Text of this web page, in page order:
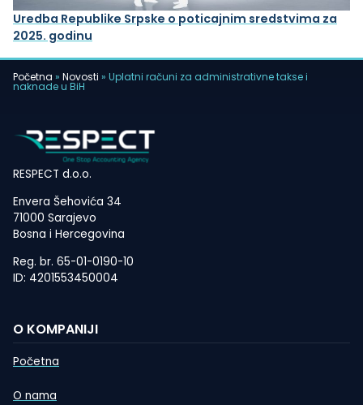
Uredba Republike Srpske o poticajnim sredstvima za
2025. godinu
Početna » Novosti » Uplatni računi za administrativne takse i
naknade u BiH
RESPECT d.o.o.
Envera Šehovića 34
71000 Sarajevo
Bosna i Hercegovina
Reg. br. 65-01-0190-10
ID: 4201553450004
O KOMPANIJI
Početna
O nama